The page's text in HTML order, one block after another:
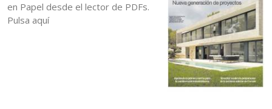
en Papel desde el lector de PDFs.
Pulsa aquí